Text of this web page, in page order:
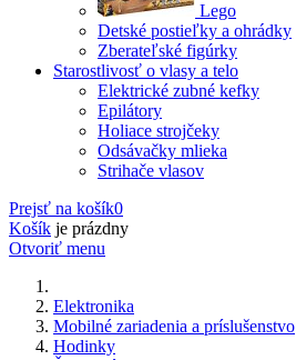
Lego
Detské postieľky a ohrádky
Zberateľské figúrky
Starostlivosť o vlasy a telo
Elektrické zubné kefky
Epilátory
Holiace strojčeky
Odsávačky mlieka
Strihače vlasov
Prejsť na košík0
Košík je prázdny
Otvoriť menu
Elektronika
Mobilné zariadenia a príslušenstvo
Hodinky